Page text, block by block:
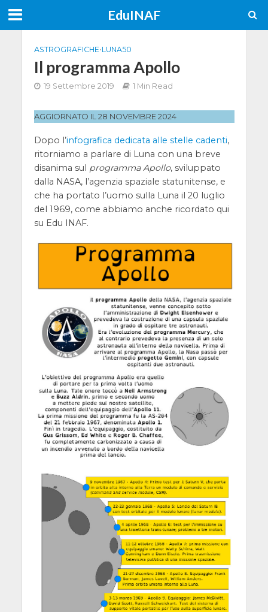
EduINAF
ASTROGRAFICHE•LUNA50
Il programma Apollo
19 Settembre 2019 1 Min Read
AGGIORNATO IL 28 NOVEMBRE 2024
Dopo l’infografica dedicata alle stelle cadenti,
ritorniamo a parlare di Luna con una breve
disanima sul programma Apollo, sviluppato
dalla NASA, l’agenzia spaziale statunitense, e
che ha portato l’uomo sulla Luna il 20 luglio
del 1969, come abbiamo anche ricordato qui
su Edu INAF.